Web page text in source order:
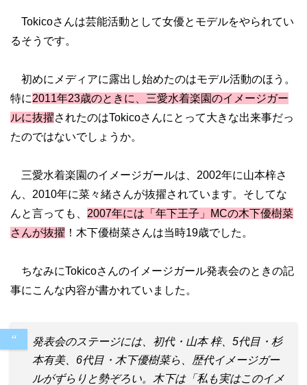
Tokicoさんは芸能活動として女優とモデルをやられてい
るそうです。
初めにメディアに露出し始めたのはモデル活動のほう。
特に2011年23歳のときに、三愛水着楽園のイメージガー
ルに抜擢されたのはTokicoさんにとって大きな出来事だっ
たのではないでしょうか。
三愛水着楽園のイメージガールは、2002年に山本梓さ
ん、2010年に菜々緒さんが抜擢されています。そしてな
んと言っても、 2007年には「年下王子」MCの木下優樹菜
さんが抜擢 ！木下優樹菜さんは当時19歳でした。
ちなみにTokicoさんのイメージガール発表会のときの記
事にこんな内容が書かれていました。
発表会のステージには、初代・山本 梓、5代目・杉
本有美、6代目・木下優樹菜ら、歴代イメージガー
ルがずらりと勢ぞろい。木下は「私も実はこのイメ